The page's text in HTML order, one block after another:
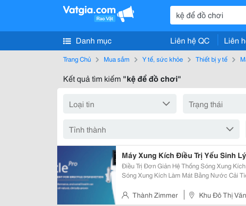
Danh mục Liên hệ QC Liên
Trang Chủ Mua sắm Y tế, sức khỏe Thiết bị y tế
Kết quả tìm kiếm "kệ để đồ chơi"
Máy Xung Kích Điều Trị Yếu Sinh Lý
Điều Trị Đơn Giản Hệ Thống Sóng Xung Kích Gentlepro Được Trang Bị Bộ Tạo
Sóng Xung Kích Làm Mát Bằng Nước Cải
Người Sử Dụng Mức Độ An Toàn Cao Nhất...
Thành Zimmer Khu Đô Thị